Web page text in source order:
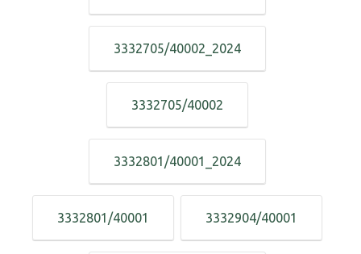
3332705/40002_2024
3332705/40002
3332801/40001_2024
3332801/40001 3332904/40001